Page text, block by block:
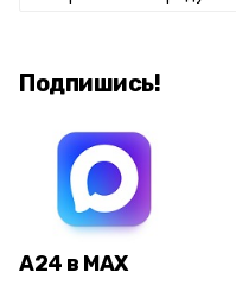
Подпишись!
А24 в MAX